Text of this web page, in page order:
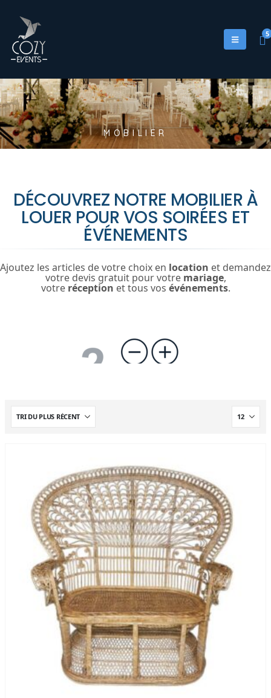
5
M OBILIER
DÉCOUVREZ NOTRE MOBILIER À
LOUER POUR VOS SOIRÉES ET
ÉVÉNEMENTS
Ajoutez les articles de votre choix en location et demandez
votre devis gratuit pour votre mariage,
votre réception et tous vos événements.